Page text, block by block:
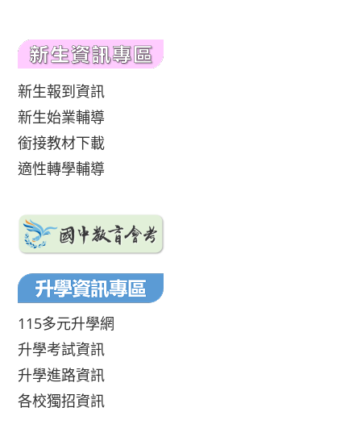
新生報到資訊
新生始業輔導
銜接教材下載
適性轉學輔導
115多元升學網
升學考試資訊
升學進路資訊
各校獨招資訊